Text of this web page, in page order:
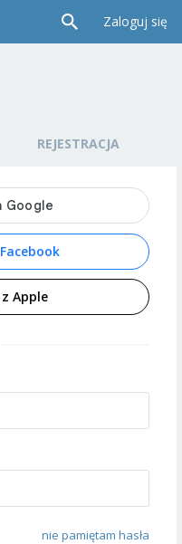
Zaloguj się
REJESTRACJA
Apple
nie pamiętam hasła